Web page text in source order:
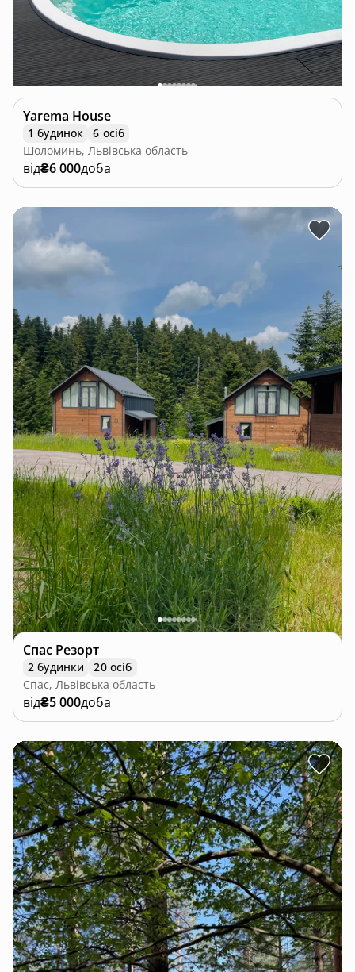
Yarema House
1 будинок
6 осіб
Шоломинь, Львівська область
від₴6 000доба
Спас Резорт
2 будинки
20 осіб
Спас, Львівська область
від₴5 000доба